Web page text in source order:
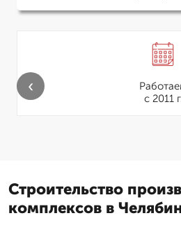
с 2011
‹
Строительство
комплексов в